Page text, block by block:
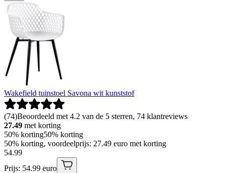
Wakefield tuinstoel Savona wit kunststof
(74)Beoordeeld met 4.2 van de 5 sterren, 74 klantreviews
27.49 met korting
50% korting50% korting
50% korting, voordeelprijs: 27.49 euro met korting
54.99
Prijs: 54.99 euro